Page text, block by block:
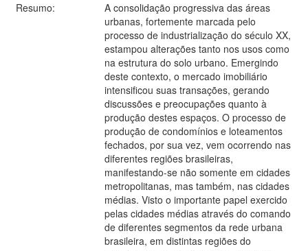
Resumo:
A consolidação progressiva das áreas
urbanas, fortemente marcada pelo
processo de industrialização do século XX,
estampou alterações tanto nos usos como
na estrutura do solo urbano. Emergindo
deste contexto, o mercado imobiliário
intensificou suas transações, gerando
discussões e preocupações quanto à
produção destes espaços. O processo de
produção de condomínios e loteamentos
fechados, por sua vez, vem ocorrendo nas
diferentes regiões brasileiras,
manifestando-se não somente em cidades
metropolitanas, mas também, nas cidades
médias. Visto o importante papel exercido
pelas cidades médias através do comando
de diferentes segmentos da rede urbana
brasileira, em distintas regiões do